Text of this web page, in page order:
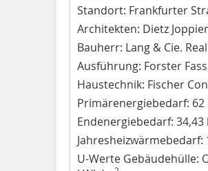
Standort: Frankfurter
Architekten: Dietz
Bauherr: Lang & Cie.
Ausführung: Forster
Haustechnik: Fischer
Primärenergiebedarf: 62
Endenergiebedarf: 34,43
Jahresheizwärmebedarf:
U-Werte Gebäudehülle: